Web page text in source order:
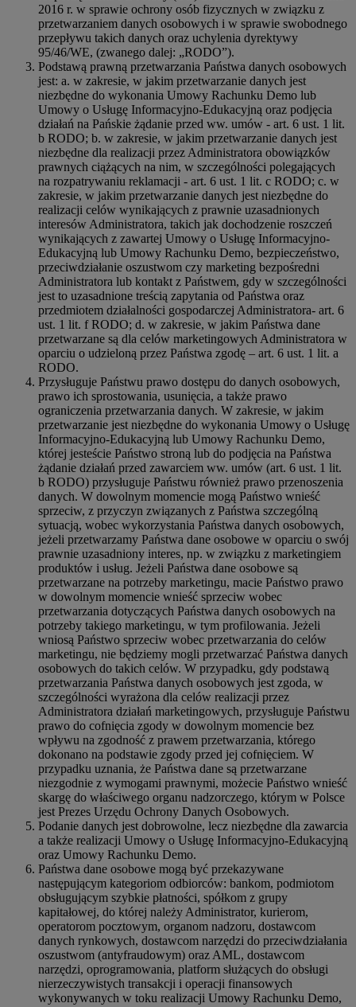
2016 r. w sprawie ochrony osób fizycznych w związku z
przetwarzaniem danych osobowych i w sprawie swobodnego
przepływu takich danych oraz uchylenia dyrektywy
95/46/WE, (zwanego dalej: „RODO”).
Podstawą prawną przetwarzania Państwa danych osobowych
jest: a. w zakresie, w jakim przetwarzanie danych jest
niezbędne do wykonania Umowy Rachunku Demo lub
Umowy o Usługę Informacyjno-Edukacyjną oraz podjęcia
działań na Pańskie żądanie przed ww. umów - art. 6 ust. 1 lit.
b RODO; b. w zakresie, w jakim przetwarzanie danych jest
niezbędne dla realizacji przez Administratora obowiązków
prawnych ciążących na nim, w szczególności polegających
na rozpatrywaniu reklamacji - art. 6 ust. 1 lit. c RODO; c. w
zakresie, w jakim przetwarzanie danych jest niezbędne do
realizacji celów wynikających z prawnie uzasadnionych
interesów Administratora, takich jak dochodzenie roszczeń
wynikających z zawartej Umowy o Usługę Informacyjno-
Edukacyjną lub Umowy Rachunku Demo, bezpieczeństwo,
przeciwdziałanie oszustwom czy marketing bezpośredni
Administratora lub kontakt z Państwem, gdy w szczególności
jest to uzasadnione treścią zapytania od Państwa oraz
przedmiotem działalności gospodarczej Administratora- art. 6
ust. 1 lit. f RODO; d. w zakresie, w jakim Państwa dane
przetwarzane są dla celów marketingowych Administratora w
oparciu o udzieloną przez Państwa zgodę – art. 6 ust. 1 lit. a
RODO.
Przysługuje Państwu prawo dostępu do danych osobowych,
prawo ich sprostowania, usunięcia, a także prawo
ograniczenia przetwarzania danych. W zakresie, w jakim
przetwarzanie jest niezbędne do wykonania Umowy o Usługę
Informacyjno-Edukacyjną lub Umowy Rachunku Demo,
której jesteście Państwo stroną lub do podjęcia na Państwa
żądanie działań przed zawarciem ww. umów (art. 6 ust. 1 lit.
b RODO) przysługuje Państwu również prawo przenoszenia
danych. W dowolnym momencie mogą Państwo wnieść
sprzeciw, z przyczyn związanych z Państwa szczególną
sytuacją, wobec wykorzystania Państwa danych osobowych,
jeżeli przetwarzamy Państwa dane osobowe w oparciu o swój
prawnie uzasadniony interes, np. w związku z marketingiem
produktów i usług. Jeżeli Państwa dane osobowe są
przetwarzane na potrzeby marketingu, macie Państwo prawo
w dowolnym momencie wnieść sprzeciw wobec
przetwarzania dotyczących Państwa danych osobowych na
potrzeby takiego marketingu, w tym profilowania. Jeżeli
wniosą Państwo sprzeciw wobec przetwarzania do celów
marketingu, nie będziemy mogli przetwarzać Państwa danych
osobowych do takich celów. W przypadku, gdy podstawą
przetwarzania Państwa danych osobowych jest zgoda, w
szczególności wyrażona dla celów realizacji przez
Administratora działań marketingowych, przysługuje Państwu
prawo do cofnięcia zgody w dowolnym momencie bez
wpływu na zgodność z prawem przetwarzania, którego
dokonano na podstawie zgody przed jej cofnięciem. W
przypadku uznania, że Państwa dane są przetwarzane
niezgodnie z wymogami prawnymi, możecie Państwo wnieść
skargę do właściwego organu nadzorczego, którym w Polsce
jest Prezes Urzędu Ochrony Danych Osobowych.
Podanie danych jest dobrowolne, lecz niezbędne dla zawarcia
a także realizacji Umowy o Usługę Informacyjno-Edukacyjną
oraz Umowy Rachunku Demo.
Państwa dane osobowe mogą być przekazywane
następującym kategoriom odbiorców: bankom, podmiotom
obsługującym szybkie płatności, spółkom z grupy
kapitałowej, do której należy Administrator, kurierom,
operatorom pocztowym, organom nadzoru, dostawcom
danych rynkowych, dostawcom narzędzi do przeciwdziałania
oszustwom (antyfraudowym) oraz AML, dostawcom
narzędzi, oprogramowania, platform służących do obsługi
nierzeczywistych transakcji i operacji finansowych
wykonywanych w toku realizacji Umowy Rachunku Demo,